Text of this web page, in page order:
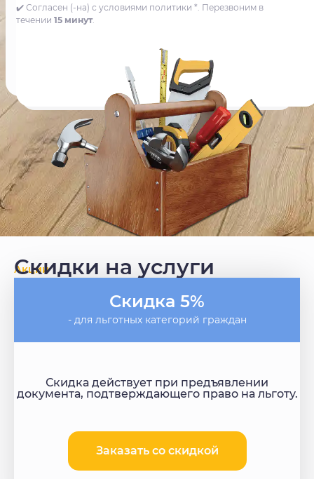
✔️ Согласен (-на) с условиями политики *. Перезвоним в
течении 15 минут.
Акции
Скидки на услуги
Скидка 5%
- для льготных категорий граждан
Скидка действует при предъявлении
документа, подтверждающего право на льготу.
Заказать со скидкой​